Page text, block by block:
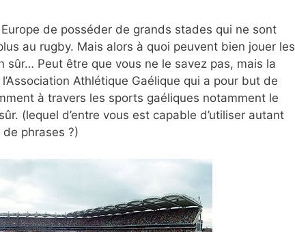
de posséder de grands stades qui ne sont
au rugby. Mais alors à quoi peuvent bien jouer les
sûr… Peut être que vous ne le savez pas, mais la
Athlétique Gaélique qui a pour but de
à travers les sports gaéliques notamment le
(lequel d’entre vous est capable d’utiliser autant
phrases ?)